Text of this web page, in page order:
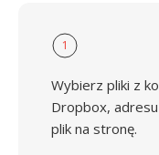
1
Wybierz pliki z
Dropbox,
plik na stronę.